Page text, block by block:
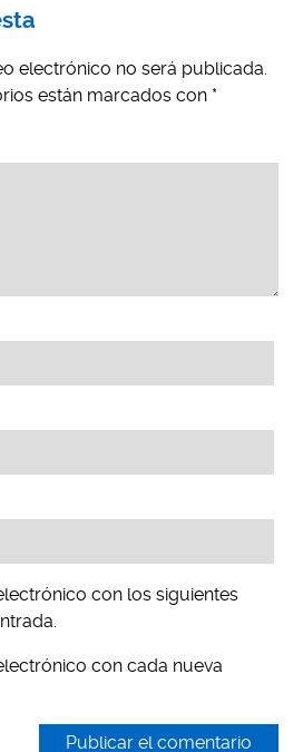
electrónico no será publicada.
están marcados con *
con los siguientes
con cada nueva